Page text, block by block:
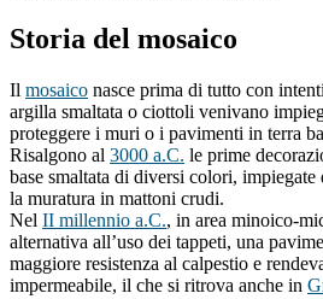
Storia del mosaico
Il mosaico nasce prima di tutto con
argilla smaltata o ciottoli venivano
proteggere i muri o i pavimenti in terra
Risalgono al 3000 a.C. le prime
base smaltata di diversi colori, impiegate
la muratura in mattoni crudi.
Nel II millennio a.C., in area minoico-
alternativa all’uso dei tappeti, una
maggiore resistenza al calpestio e
impermeabile, il che si ritrova anche in